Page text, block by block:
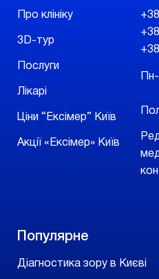
Про клініку
3D-тур
Послуги
Лікарі
Ціни “Ексімер” Київ
Акції «Ексімер» Київ
Популярне
Діагностика зору в Києві